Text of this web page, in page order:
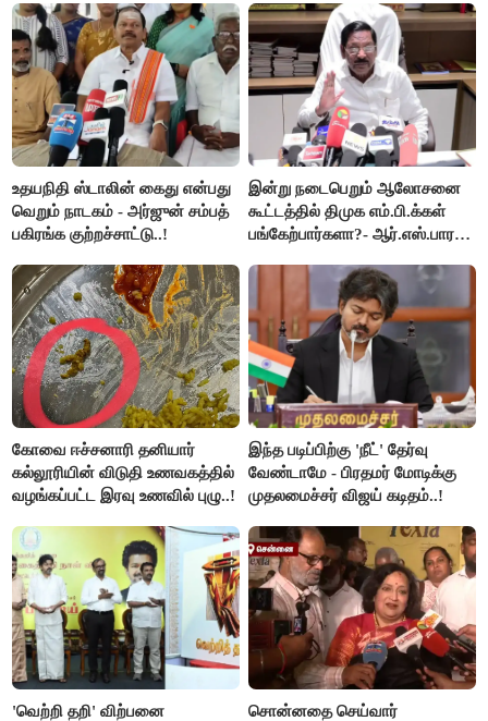
செய்தி!
உதயநிதி ஸ்டாலின் கைது என்பது
வெறும் நாடகம் - அர்ஜுன் சம்பத்
பகிரங்க குற்றச்சாட்டு..!
இன்று நடைபெறும் ஆலோசனை
கூட்டத்தில் திமுக எம்.பி.க்கள்
பங்கேற்பார்களா?- ஆர்.எஸ்.பாரதி
கோவை ஈச்சனாரி தனியார்
கல்லூரியின் விடுதி உணவகத்தில்
வழங்கப்பட்ட இரவு உணவில் புழு..!
இந்த படிப்பிற்கு 'நீட்' தேர்வு
வேண்டாமே - பிரதமர் மோடிக்கு
முதலமைச்சர் விஜய் கடிதம்..!
'வெற்றி தறி' விற்பனை
சொன்னதை செய்வார்